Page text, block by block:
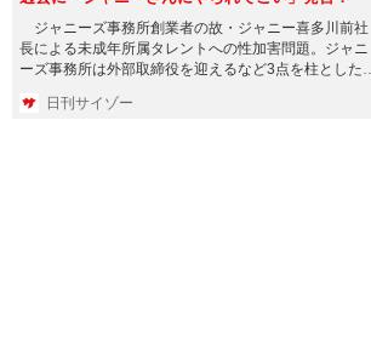
ジャニーズ事務所創業者の故・ジャニー喜多川前社
長による未成年所属タレントへの性加害問題。ジャニ
ーズ事務所は外部取締役を迎えるなど3点を柱とした対
日刊サイゾー